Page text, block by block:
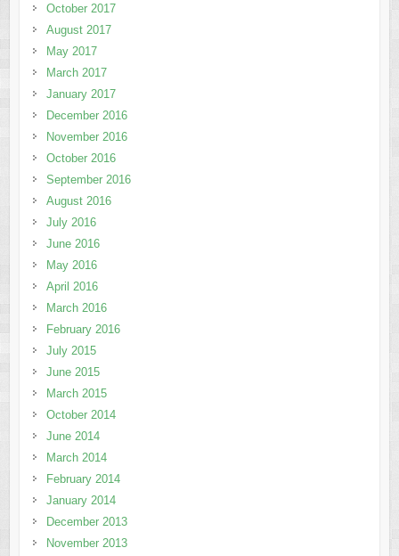
October 2017
August 2017
May 2017
March 2017
January 2017
December 2016
November 2016
October 2016
September 2016
August 2016
July 2016
June 2016
May 2016
April 2016
March 2016
February 2016
July 2015
June 2015
March 2015
October 2014
June 2014
March 2014
February 2014
January 2014
December 2013
November 2013